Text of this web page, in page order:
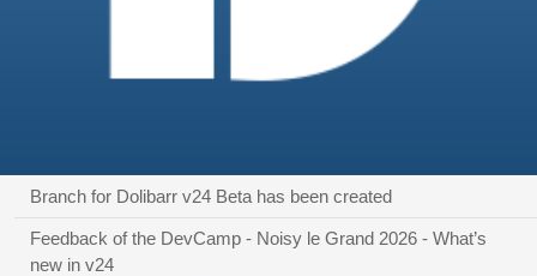
Branch for Dolibarr v24 Beta has been created
Feedback of the DevCamp - Noisy le Grand 2026 - What’s
new in v24